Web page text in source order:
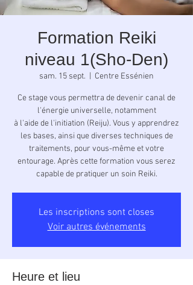
Formation Reiki
niveau 1(Sho-Den)
sam. 15 sept. Centre Essénien
Ce stage vous permettra de devenir canal de
l'énergie universelle, notamment
à l'aide de l'initiation (Reiju). Vous y apprendrez
les bases, ainsi que diverses techniques de
traitements, pour vous-même et votre
entourage. Après cette formation vous serez
capable de pratiquer un soin Reiki.
Les inscriptions sont closes
Voir autres événements
Heure et lieu